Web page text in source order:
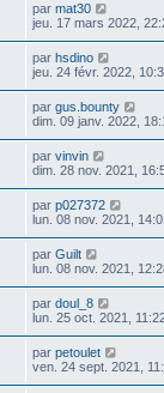
par mat30
jeu. 17 mars 2022,
par hsdino
jeu. 24 févr. 2022,
par gus.bounty
dim. 09 janv. 2022,
par vinvin
dim. 28 nov. 2021,
par p027372
lun. 08 nov. 2021,
par Guilt
lun. 08 nov. 2021,
par doul_8
lun. 25 oct. 2021,
par petoulet
ven. 24 sept. 2021,